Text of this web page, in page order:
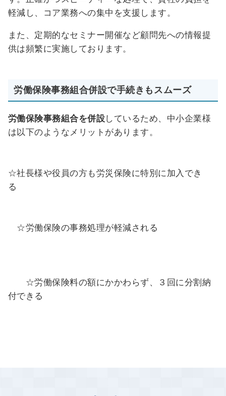
軽減し、コア業務への集中を支援します。
また、定期的なセミナー開催など顧問先への情報提
供は頻繁に実施しております。
労働保険事務組合併設で手続きもスムーズ
労働保険事務組合を併設しているため、中小企業様
は以下のようなメリットがあります。
☆社長様や役員の方も労災保険に特別に加入でき
る
☆労働保険の事務処理が軽減される
☆労働保険料の額にかかわらず、３回に分割納
付できる